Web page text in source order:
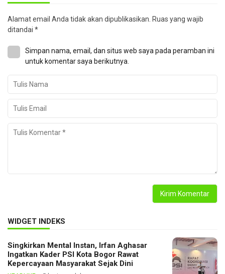
Alamat email Anda tidak akan dipublikasikan. Ruas yang wajib
ditandai *
Simpan nama, email, dan situs web saya pada peramban ini
untuk komentar saya berikutnya.
WIDGET INDEKS
Singkirkan Mental Instan, Irfan Aghasar
Ingatkan Kader PSI Kota Bogor Rawat
Kepercayaan Masyarakat Sejak Dini